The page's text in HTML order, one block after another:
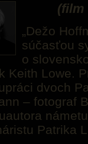
(film
„Dežo
súčasťou
o
Keith Lowe.
dvoch
– fotograf
Patrika